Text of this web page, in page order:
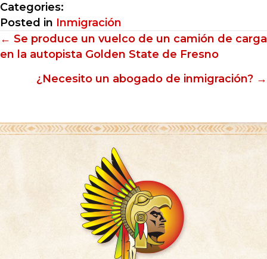
Categories:
Posted in Inmigración
Posts
navigation
← Se produce un vuelco de un camión de carga
en la autopista Golden State de Fresno
¿Necesito un abogado de inmigración? →